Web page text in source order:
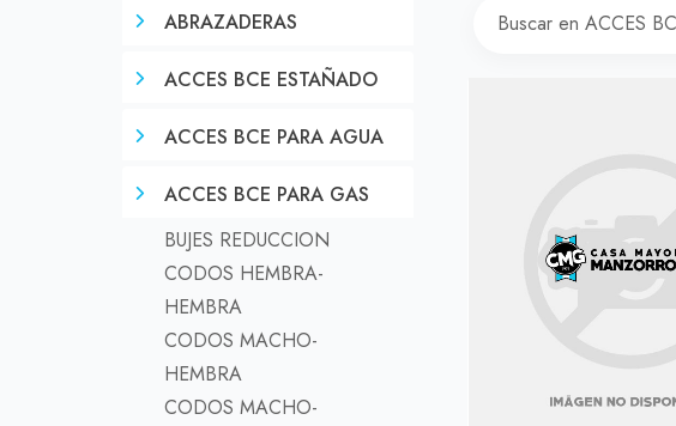
ABRAZADERAS
ACCES BCE ESTAÑADO
ACCES BCE PARA AGUA
ACCES BCE PARA GAS
BUJES REDUCCION
CODOS HEMBRA-
HEMBRA
CODOS MACHO-
HEMBRA
CODOS MACHO-